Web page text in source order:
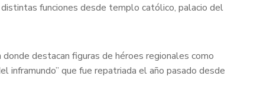
funciones desde templo católico, palacio del
destacan figuras de héroes regionales como
inframundo” que fue repatriada el año pasado desde